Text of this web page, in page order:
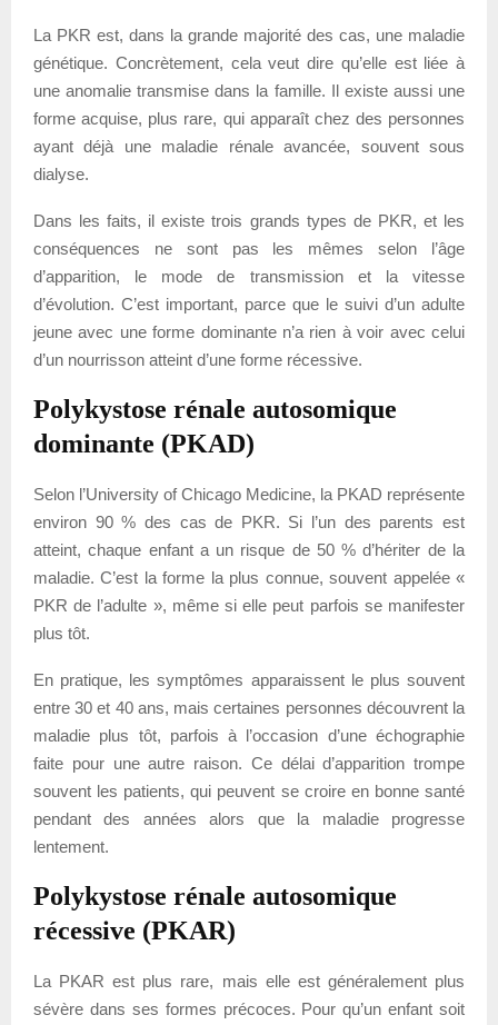
La PKR est, dans la grande majorité des cas, une maladie
génétique. Concrètement, cela veut dire qu’elle est liée à
une anomalie transmise dans la famille. Il existe aussi une
forme acquise, plus rare, qui apparaît chez des personnes
ayant déjà une maladie rénale avancée, souvent sous
dialyse.
Dans les faits, il existe trois grands types de PKR, et les
conséquences ne sont pas les mêmes selon l’âge
d’apparition, le mode de transmission et la vitesse
d’évolution. C’est important, parce que le suivi d’un adulte
jeune avec une forme dominante n’a rien à voir avec celui
d’un nourrisson atteint d’une forme récessive.
Polykystose rénale autosomique
dominante (PKAD)
Selon l’University of Chicago Medicine, la PKAD représente
environ 90 % des cas de PKR. Si l’un des parents est
atteint, chaque enfant a un risque de 50 % d’hériter de la
maladie. C’est la forme la plus connue, souvent appelée «
PKR de l’adulte », même si elle peut parfois se manifester
plus tôt.
En pratique, les symptômes apparaissent le plus souvent
entre 30 et 40 ans, mais certaines personnes découvrent la
maladie plus tôt, parfois à l’occasion d’une échographie
faite pour une autre raison. Ce délai d’apparition trompe
souvent les patients, qui peuvent se croire en bonne santé
pendant des années alors que la maladie progresse
lentement.
Polykystose rénale autosomique
récessive (PKAR)
La PKAR est plus rare, mais elle est généralement plus
sévère dans ses formes précoces. Pour qu’un enfant soit